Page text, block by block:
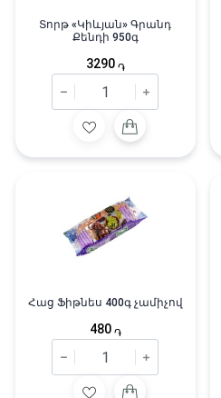
Տորթ «Կիևյան» Գրանդ
Քենդի 950գ
3290 ֏
Հաց Ֆիթնես 400գ չամիչով
480 ֏